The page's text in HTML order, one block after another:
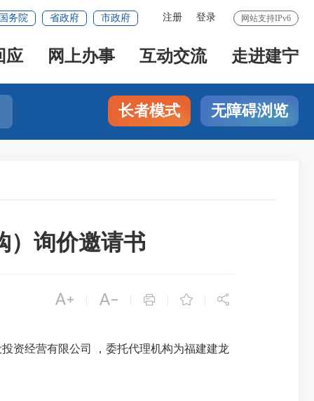
网站支持IPv6
注册 登录
国务院 省政府 市政府
应 网上办事 互动交流 走进建宁
长者模式 无障碍浏览
）询价邀请书
    
资经营有限公司 ，委托代理机构为福建建龙